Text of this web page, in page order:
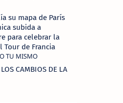
su mapa de París
subida a
para celebrar la
Tour de Francia
LOS CAMBIOS DE LA